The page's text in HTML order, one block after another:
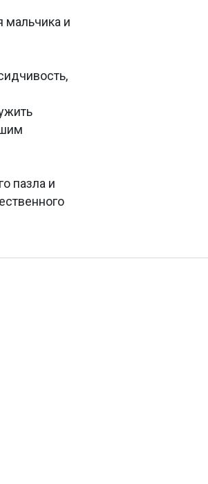
мальчика и
пазла и